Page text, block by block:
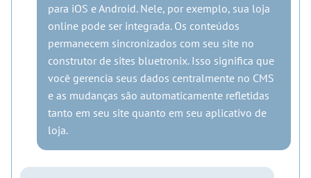
para iOS e Android. Nele, por exemplo, sua loja
online pode ser integrada. Os conteúdos
permanecem sincronizados com seu site no
construtor de sites bluetronix. Isso significa que
você gerencia seus dados centralmente no CMS
e as mudanças são automaticamente refletidas
tanto em seu site quanto em seu aplicativo de
loja.